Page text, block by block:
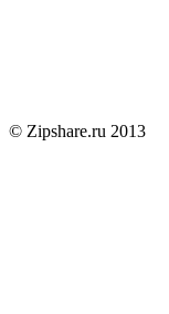
© Zipshare.ru 2013